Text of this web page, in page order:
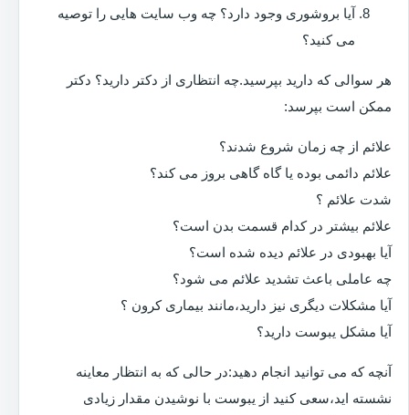
آیا بروشوری وجود دارد؟ چه وب سایت هایی را توصیه
می کنید؟
هر سوالی که دارید بپرسید.چه انتظاری از دکتر دارید؟ دکتر
ممکن است بپرسد:
علائم از چه زمان شروع شدند؟
علائم دائمی بوده یا گاه گاهی بروز می کند؟
شدت علائم ؟
علائم بیشتر در کدام قسمت بدن است؟
آیا بهبودی در علائم دیده شده است؟
چه عاملی باعث تشدید علائم می شود؟
آیا مشکلات دیگری نیز دارید،مانند بیماری کرون ؟
آیا مشکل یبوست دارید؟
آنچه که می توانید انجام دهید:در حالی که به انتظار معاینه
نشسته اید،سعی کنید از یبوست با نوشیدن مقدار زیادی